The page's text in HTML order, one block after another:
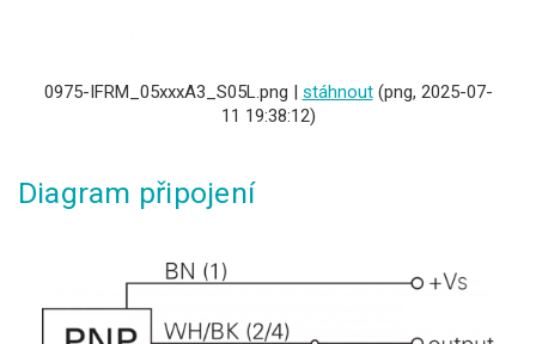
0975-IFRM_05xxxA3_S05L.png | stáhnout(png, 2025-07-
11 19:38:12)
Diagram připojení